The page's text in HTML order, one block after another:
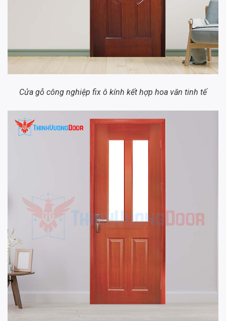
Cửa gỗ công nghiệp fix ô kính kết hợp hoa văn tinh tế